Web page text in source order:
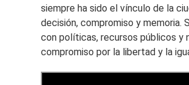
siempre ha sido el vínculo de la
decisión, compromiso y memoria.
con políticas, recursos públicos y
compromiso por la libertad y la